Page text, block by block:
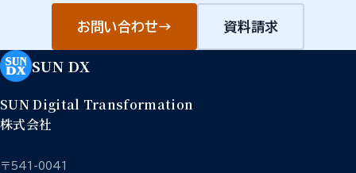
お問い合わせ→ 資料請求
SUN DX
SUN Digital Transformation
株式会社
〒541-0041